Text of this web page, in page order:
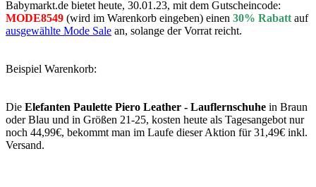
Babymarkt.de bietet heute, 30.01.23, mit dem Gutscheincode:
MODE8549 (wird im Warenkorb eingeben) einen 30% Rabatt auf
ausgewählte Mode Sale an, solange der Vorrat reicht.
Beispiel Warenkorb:
Die Elefanten Paulette Piero Leather - Lauflernschuhe in Braun
oder Blau und in Größen 21-25, kosten heute als Tagesangebot nur
noch 44,99€, bekommt man im Laufe dieser Aktion für 31,49€ inkl.
Versand.